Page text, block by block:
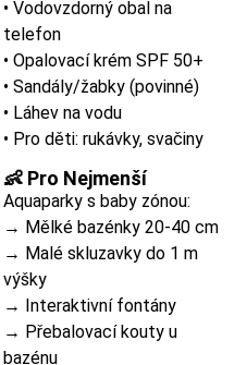
• Vodovzdorný obal na
telefon
• Opalovací krém SPF 50+
• Sandály/žabky (povinné)
• Láhev na vodu
• Pro děti: rukávky, svačiny
👶 Pro Nejmenší
Aquaparky s baby zónou:
→ Mělké bazénky 20-40 cm
→ Malé skluzavky do 1 m
výšky
→ Interaktivní fontány
→ Přebalovací kouty u
bazénu